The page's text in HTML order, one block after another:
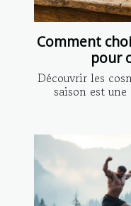
Comment
pour
Découvrir les
saison est